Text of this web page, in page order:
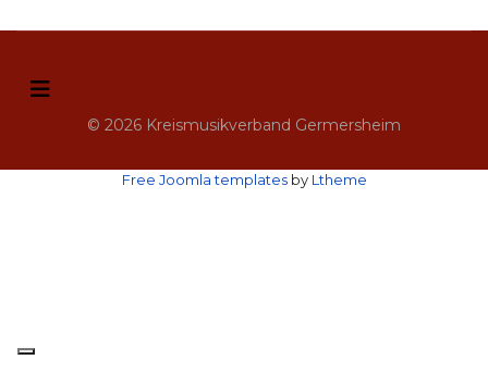
© 2026 Kreismusikverband Germersheim
Free Joomla templatesby Ltheme